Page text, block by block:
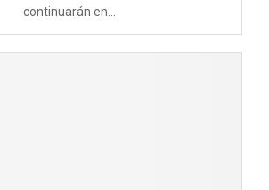
continuarán en...